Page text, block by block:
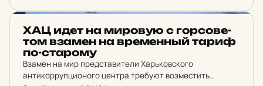
предложения.
ХАЦ идет на ми­ро­вую с гор­со­ве­
том взамен на вре­менный тариф
по-ста­ро­му
Взамен на мир представители Харьковского
антикоррупционого центра требуют возместить